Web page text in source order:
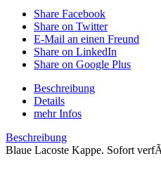
Share Facebook
Share on Twitter
E-Mail an einen Freund
Share on LinkedIn
Share on Google Plus
Beschreibung
Details
mehr Infos
Beschreibung
Blaue Lacoste Kappe. Sofort